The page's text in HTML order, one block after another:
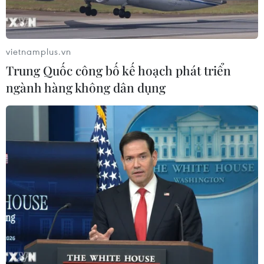
thổi sức sống mới cho nghệ thuật tò
he truyền thống
07/08/2026 03:19
Xem thêm
CƠ QUAN CHỦ QUẢN: THÔNG TẤN XÃ VIỆT NAM
Tổng Biên tập: TRẦN TIẾN DUẨN
Phó Tổng Biên tập: NGUYỄN THỊ TÁM, KHÚC THANH
THỦY
Sở hữu trí tuệ
Quy định sử dụng
vietnamplus.vn
Trung Quốc công bố kế hoạch phát triển
ngành hàng không dân dụng